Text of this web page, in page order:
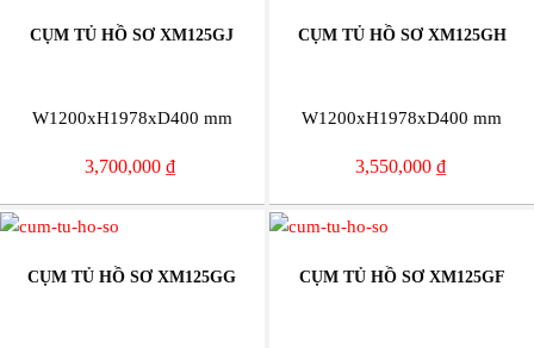
CỤM TỦ HỒ SƠ XM125GJ
W1200xH1978xD400 mm
3,700,000₫
CỤM TỦ HỒ SƠ XM125GH
W1200xH1978xD400 mm
3,550,000 ₫
CỤM TỦ HỒ SƠ XM125GG CỤM TỦ HỒ SƠ XM125GF